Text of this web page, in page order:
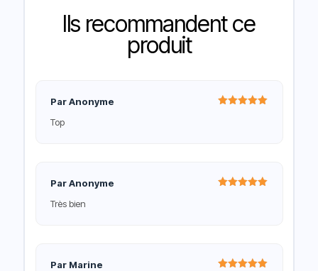
Ils recommandent ce
produit
Par Anonyme
Top
Par Anonyme
Très bien
Par Marine